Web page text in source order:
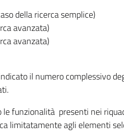
della ricerca semplice)
avanzata)
avanzata)
il numero complessivo
funzionalità presenti nei
limitatamente agli elementi